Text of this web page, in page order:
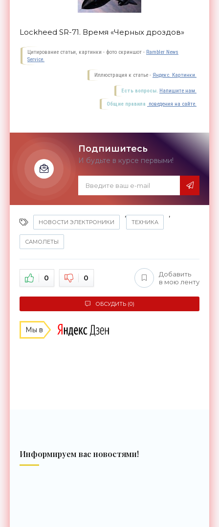
Lockheed SR-71. Время «Черных дроздов»
Цитирование статьи, картинки - фото скриншот - Rambler News
Service.
Иллюстрация к статье - Яндекс. Картинки.
Есть вопросы. Напишите нам.
Общие правила поведения на сайте.
Подпишитесь
И будьте в курсе первыми!
НОВОСТИ ЭЛЕКТРОНИКИ
,
ТЕХНИКА
,
САМОЛЕТЫ
0 0
Добавить
в мою ленту
ОБСУДИТЬ (0)
Мы в
Информируем вас новостями!